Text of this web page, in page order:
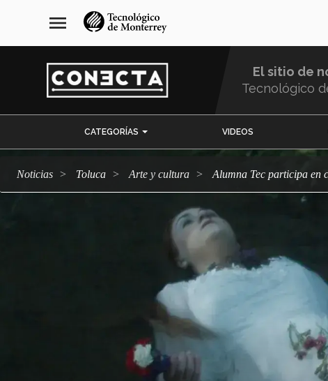
navegación
principal
menu
El sitio de
Tecnológico
CATEGORÍAS VIDEOS
Noticias Toluca arte y cultura Alumna Tec participa